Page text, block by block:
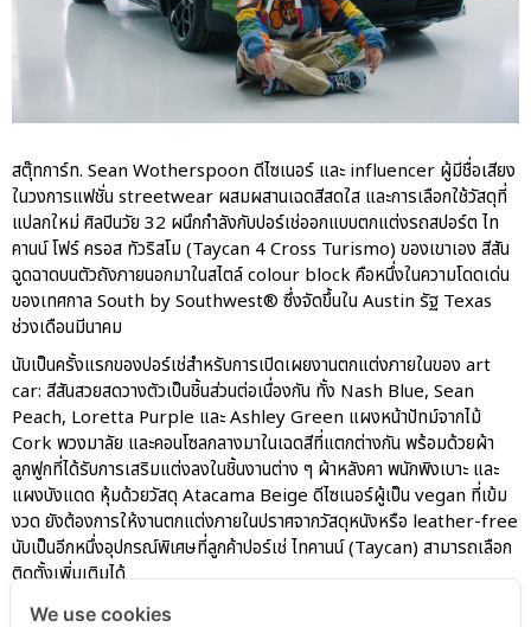
ปอร์เช่ เอเอเอสฯ พลิกแนวคิด
After Sale สู่ Porsche Ownership
Experience แบบครบวงจร ผ่าน
แคมเปญ Cayenne Service Clinic
เบนท์ลีย์ มอเตอร์ส ตีความ
‘Bentley Diamond’ ใหม่ ดีไซน์
ระดับซิกเนเจอร์ในยนตรกรรม
EV รุ่นแรก พร้อมเปิดตัวกันยายน
นี้
ปอร์เช่ เอเอเอสฯ ยกประสบการณ์
Porsche สู่ Central Northville ใน
เสนอพิเศษ Mid-Year 2026
เบนท์ลีย์ แบงค็อก ส่งมอบองค์
ความรู้การขับขี่รถยนต์เบนท์ลีย์
อย่างปลอดภัยในงาน
Extraordinary Chauffeur
Training 2026
Porsche Centre Pattanakarn
เชื่อมโยง Porsche Community
สตุ๊ทการ์ท. Sean Wotherspoon ดีไซเนอร์ และ influencer ผู้มีชื่อเสียง
ในวงการแฟชั่น streetwear ผสมผสานเฉดสีสดใส และการเลือกใช้วัสดุที่
แปลกใหม่ ศิลปินวัย 32 ผนึกกำลังกับปอร์เช่ออกแบบตกแต่งรถสปอร์ต ไท
คานน์ โฟร์ ครอส ทัวริสโม (Taycan 4 Cross Turismo) ของเขาเอง สีสัน
ฉูดฉาดบนตัวถังภายนอกมาในสไตล์ colour block คือหนึ่งในความโดดเด่น
ของเทศกาล South by Southwest® ซึ่งจัดขึ้นใน Austin รัฐ Texas
ช่วงเดือนมีนาคม
นับเป็นครั้งแรกของปอร์เช่สำหรับการเปิดเผยงานตกแต่งภายในของ art
car: สีสันสวยสดวางตัวเป็นชิ้นส่วนต่อเนื่องกัน ทั้ง Nash Blue, Sean
Peach, Loretta Purple และ Ashley Green แผงหน้าปัทม์จากไม้
Cork พวงมาลัย และคอนโซลกลางมาในเฉดสีที่แตกต่างกัน พร้อมด้วยผ้า
ลูกฟูกที่ได้รับการเสริมแต่งลงในชิ้นงานต่าง ๆ ผ้าหลังคา พนักพิงเบาะ และ
แผงบังแดด หุ้มด้วยวัสดุ Atacama Beige ดีไซเนอร์ผู้เป็น vegan ที่เข้ม
งวด ยังต้องการให้งานตกแต่งภายในปราศจากวัสดุหนังหรือ leather-free
นับเป็นอีกหนึ่งอุปกรณ์พิเศษที่ลูกค้าปอร์เช่ ไทคานน์ (Taycan) สามารถเลือก
ติดตั้งเพิ่มเติมได้
We use cookies